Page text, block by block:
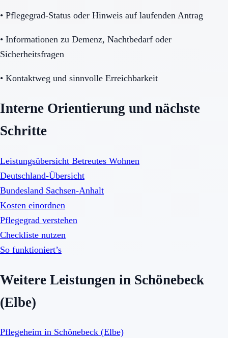
• Pflegegrad-Status oder Hinweis auf laufenden Antrag
• Informationen zu Demenz, Nachtbedarf oder
Sicherheitsfragen
• Kontaktweg und sinnvolle Erreichbarkeit
Interne Orientierung und nächste
Schritte
Leistungsübersicht Betreutes Wohnen
Deutschland-Übersicht
Bundesland Sachsen-Anhalt
Kosten einordnen
Pflegegrad verstehen
Checkliste nutzen
So funktioniert’s
Weitere Leistungen in Schönebeck
(Elbe)
Pflegeheim in Schönebeck (Elbe)